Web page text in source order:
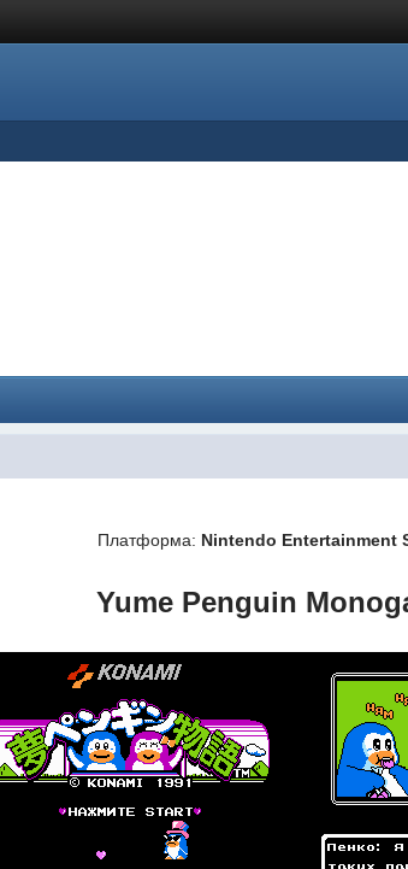
Платформа: Nintendo Entertainment
Yume Penguin